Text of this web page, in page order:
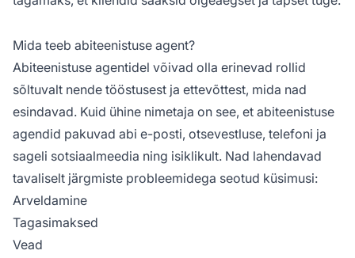
Mida teeb abiteenistuse agent?
Abiteenistuse agentidel võivad olla erinevad rollid
sõltuvalt nende tööstusest ja ettevõttest, mida nad
esindavad. Kuid ühine nimetaja on see, et abiteenistuse
agendid pakuvad abi e-posti, otsevestluse, telefoni ja
sageli sotsiaalmeedia ning isiklikult. Nad lahendavad
tavaliselt järgmiste probleemidega seotud küsimusi:
Arveldamine
Tagasimaksed
Vead